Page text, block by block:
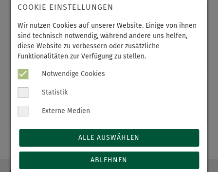
18:00 Uhr
Erzgebirgsklinikum gGmbH, Station 13, Chemnitzer
Str. 15, 09456 Annaberg-Buchholz
Anmeldung
COOKIE EINSTELLUNGEN
Wir nutzen Cookies auf unserer Website. Einige von ihnen
sind technisch notwendig, während andere uns helfen,
diese Website zu verbessern oder zusätzliche
Funktionalitäten zur Verfügung zu stellen.
Notwendige Cookies
Statistik
Externe Medien
ALLE AUSWÄHLEN
ABLEHNEN